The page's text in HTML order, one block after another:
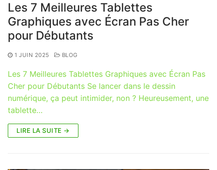
Les 7 Meilleures Tablettes
Graphiques avec Écran Pas Cher
pour Débutants
1 JUIN 2025 BLOG
Les 7 Meilleures Tablettes Graphiques avec Écran Pas
Cher pour Débutants Se lancer dans le dessin
numérique, ça peut intimider, non ? Heureusement, une
tablette…
LIRE LA SUITE →